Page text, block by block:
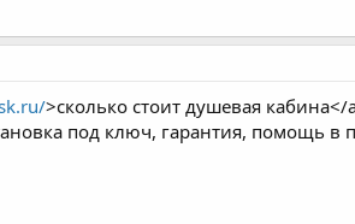
>сколько стоит душевая
под ключ, гарантия, помощь